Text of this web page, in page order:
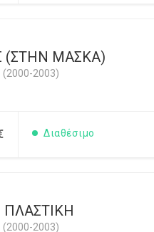
(ΣΤΗΝ ΜΑΣΚΑ)
(2000-2003)
Διαθέσιμο
(2000-2003)